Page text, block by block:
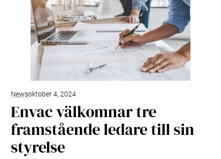
Newsoktober 4, 2024
Envac välkomnar tre
framstående ledare till sin
styrelse